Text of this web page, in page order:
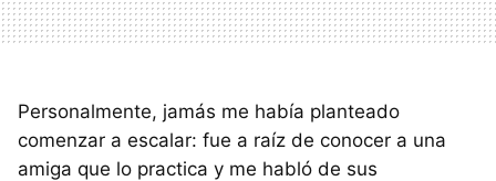
Personalmente, jamás me había planteado
comenzar a escalar: fue a raíz de conocer a una
amiga que lo practica y me habló de sus